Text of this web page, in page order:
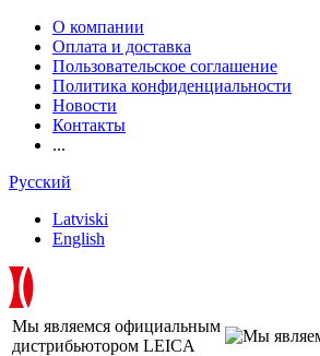
О компании
Оплата и доставка
Пользовательское соглашение
Политика конфиденциальности
Новости
Контакты
...
Русский
Latviski
English
Мы являемся официальным
дистрибьютором LEICA